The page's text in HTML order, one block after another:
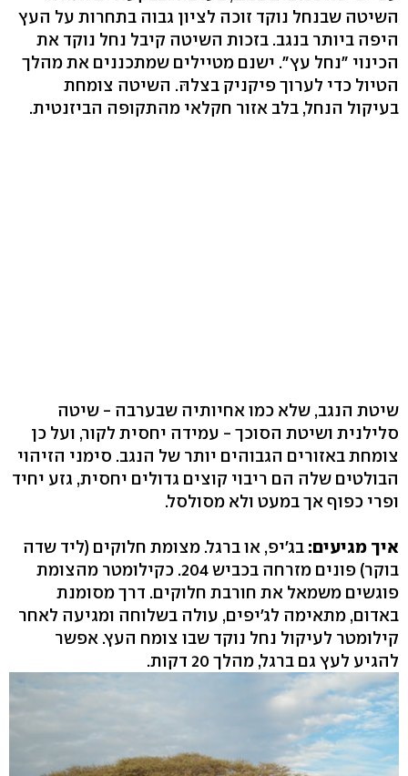
השיטה שבנחל נוקד זוכה לציון גבוה בתחרות על העץ
היפה ביותר בנגב. בזכות השיטה קיבל נחל נוקד את
הכינוי "נחל עץ". ישנם מטיילים שמתכננים את מהלך
הטיול כדי לערוך פיקניק בצלהּ. השיטה צומחת
בעיקול הנחל, בלב אזור חקלאי מהתקופה הביזנטית.
שיטת הנגב, שלא כמו אחיותיה שבערבה - שיטה
סלילנית ושיטת הסוכך - עמידה יחסית לקור, ועל כן
צומחת באזורים הגבוהים יותר של הנגב. סימני הזיהוי
הבולטים שלה הם ריבוי קוצים גדולים יחסית, גזע יחיד
ופרי כפוף אך במעט ולא מסולסל.
איך מגיעים: בג'יפ, או ברגל. מצומת חלוקים (ליד שדה
בוקר) פונים מזרחה בכביש 204. כקילומטר מהצומת
פוגשים משמאל את חורבת חלוקים. דרך מסומנת
באדום, מתאימה לג'יפים, עולה בשלוחה ומגיעה לאחר
קילומטר לעיקול נחל נוקד שבו צומח העץ. אפשר
להגיע לעץ גם ברגל, מהלך 20 דקות.